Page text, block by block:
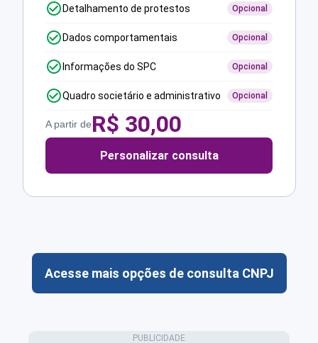
Detalhamento de protestos Opcional
Dados comportamentais Opcional
Informações do SPC Opcional
Quadro societário e administrativo Opcional
A partir deR$ 30,00
Personalizar consulta
Acesse mais opções de consulta CNPJ